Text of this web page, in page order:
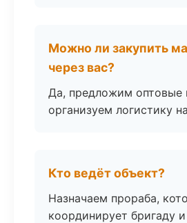
Можно ли закупить
через вас?
Да, предложим оптовые
организуем логистику
Кто ведёт объект?
Назначаем прораба,
координирует бригаду